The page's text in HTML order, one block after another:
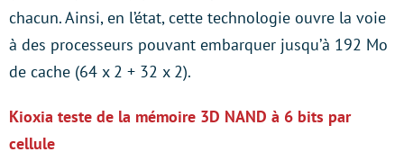
chacun. Ainsi, en l’état, cette technologie ouvre la voie
à des processeurs pouvant embarquer jusqu’à 192 Mo
de cache (64 x 2 + 32 x 2).
Kioxia teste de la mémoire 3D NAND à 6 bits par
cellule